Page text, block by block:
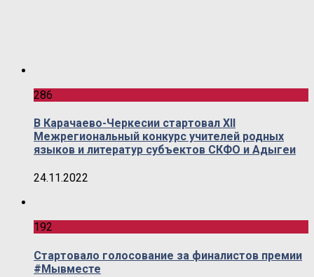
286
В Карачаево-Черкесии стартовал XII
Межрегиональный конкурс учителей родных
языков и литератур субъектов СКФО и Адыгеи
24.11.2022
192
Стартовало голосование за финалистов премии
#Мывместе